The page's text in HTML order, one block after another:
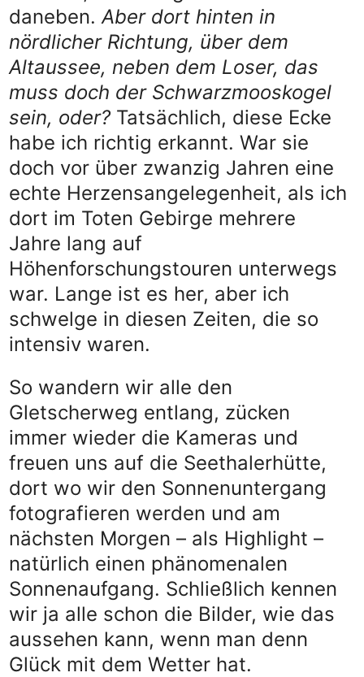
daneben.Aber dort hinten in
nördlicher Richtung, über dem
Altaussee, neben dem Loser, das
muss doch der Schwarzmooskogel
sein, oder? Tatsächlich, diese Ecke
habe ich richtig erkannt. War sie
doch vor über zwanzig Jahren eine
echte Herzensangelegenheit, als ich
dort im Toten Gebirge mehrere
Jahre lang auf
Höhenforschungstouren unterwegs
war. Lange ist es her, aber ich
schwelge in diesen Zeiten, die so
intensiv waren.
So wandern wir alle den
Gletscherweg entlang, zücken
immer wieder die Kameras und
freuen uns auf die Seethalerhütte,
dort wo wir den Sonnenuntergang
fotografieren werden und am
nächsten Morgen – als Highlight –
natürlich einen phänomenalen
Sonnenaufgang. Schließlich kennen
wir ja alle schon die Bilder, wie das
aussehen kann, wenn man denn
Glück mit dem Wetter hat.